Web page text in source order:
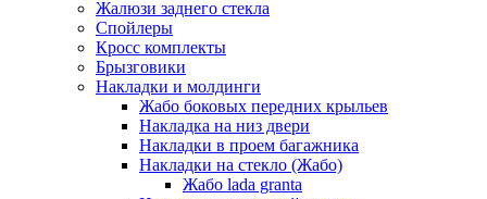
Жалюзи заднего стекла
Спойлеры
Кросс комплекты
Брызговики
Накладки и молдинги
Жабо боковых передних крыльев
Накладка на низ двери
Накладки в проем багажника
Накладки на стекло (Жабо)
Жабо lada granta